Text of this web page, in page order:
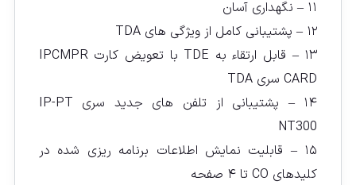
۱۱ – نگهداری آسان
۱۲ – پشتیبانی کامل از ویژگی های TDA
۱۳ – قابل ارتقاء به TDE با تعویض کارت IPCMPR
CARD سری TDA
۱۴ – پشتیبانی از تلفن های جدید سری IP-PT
NT300
۱۵ – قابلیت نمایش اطلاعات برنامه ریزی شده در
کلیدهای CO تا ۴ صفحه